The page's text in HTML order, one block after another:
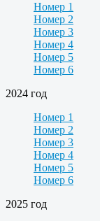
Номер 1
Номер 2
Номер 3
Номер 4
Номер 5
Номер 6
2024 год
Номер 1
Номер 2
Номер 3
Номер 4
Номер 5
Номер 6
2025 год